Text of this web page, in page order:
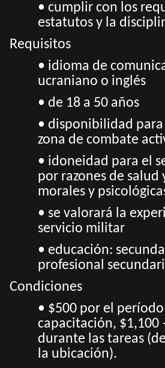
• cumplir con los
estatutos y la
Requisitos
• idioma de
ucraniano o inglés
• de 18 a 50 años
• disponibilidad
zona de combate
• idoneidad para el
por razones de salud
morales y
• se valorará la
servicio militar
• educación:
profesional
Condiciones
• $500 por el
capacitación, $1,100
durante las tareas
la ubicación).